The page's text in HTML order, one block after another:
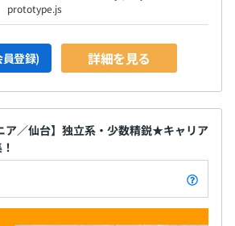
prototype.js
登録) 詳細を見る
ア／仙台】独立系・少数精鋭★キャリア